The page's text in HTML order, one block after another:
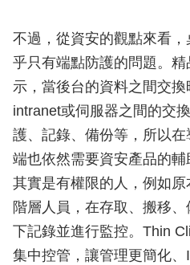
不過，從資安的觀點來看
乎只有端點防護的問題。
示，當後台的資料之間交換
intranet或伺服器之間的交
護、記錄、備份等，所以
端也依然需要資安產品的
其實是有權限的人，例如
階層人員，在存取、搬移
下記錄並進行監控。Thin
集中控管，讓管理更簡化